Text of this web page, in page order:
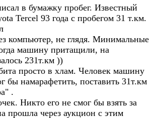
в бумажку пробег. Известный
Tercel 93 года с пробегом 31 т.км.
компьютер, не глядя. Минимальные
машину притащили, на
231т.км ))
просто в хлам. Человек машину
бы намарафетить, поставить 31т.км
.
Никто его не смог бы взять за
прошла через аукцион с этим